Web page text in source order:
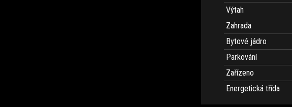
Výtah
Zahrada
Bytové jádro
Parkování
Zařízeno
Energetická třída